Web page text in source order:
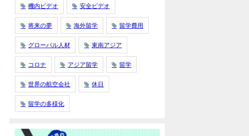
機内ビデオ 安全ビデオ
将来の夢 海外留学 留学費用
グローバル人材 東南アジア
コロナ アジア留学 留学
世界の航空会社 休日
留学の多様化